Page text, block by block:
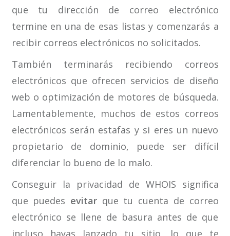
que tu dirección de correo electrónico
termine en una de esas listas y comenzarás a
recibir correos electrónicos no solicitados.
También terminarás recibiendo correos
electrónicos que ofrecen servicios de diseño
web o optimización de motores de búsqueda.
Lamentablemente, muchos de estos correos
electrónicos serán estafas y si eres un nuevo
propietario de dominio, puede ser difícil
diferenciar lo bueno de lo malo.
Conseguir la privacidad de WHOIS significa
que puedes evitarque tu cuenta de correo
electrónico se llene de basura antes de que
incluso hayas lanzado tu sitio, lo que te